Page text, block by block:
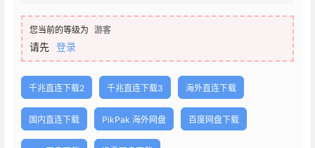
您当前的等级为 游客
请先 登录
千兆直连下载2 千兆直连下载3 海外直连下载
国内直连下载 PikPak 海外网盘 百度网盘下载